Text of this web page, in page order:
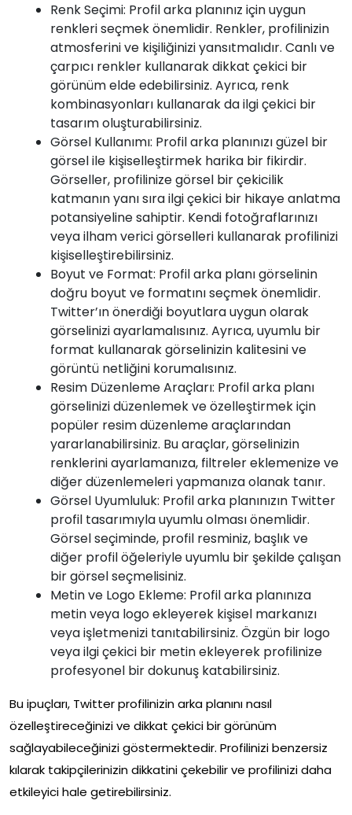
Renk Seçimi: Profil arka planınız için uygun
renkleri seçmek önemlidir. Renkler, profilinizin
atmosferini ve kişiliğinizi yansıtmalıdır. Canlı ve
çarpıcı renkler kullanarak dikkat çekici bir
görünüm elde edebilirsiniz. Ayrıca, renk
kombinasyonları kullanarak da ilgi çekici bir
tasarım oluşturabilirsiniz.
Görsel Kullanımı: Profil arka planınızı güzel bir
görsel ile kişiselleştirmek harika bir fikirdir.
Görseller, profilinize görsel bir çekicilik
katmanın yanı sıra ilgi çekici bir hikaye anlatma
potansiyeline sahiptir. Kendi fotoğraflarınızı
veya ilham verici görselleri kullanarak profilinizi
kişiselleştirebilirsiniz.
Boyut ve Format: Profil arka planı görselinin
doğru boyut ve formatını seçmek önemlidir.
Twitter’ın önerdiği boyutlara uygun olarak
görselinizi ayarlamalısınız. Ayrıca, uyumlu bir
format kullanarak görselinizin kalitesini ve
görüntü netliğini korumalısınız.
Resim Düzenleme Araçları: Profil arka planı
görselinizi düzenlemek ve özelleştirmek için
popüler resim düzenleme araçlarından
yararlanabilirsiniz. Bu araçlar, görselinizin
renklerini ayarlamanıza, filtreler eklemenize ve
diğer düzenlemeleri yapmanıza olanak tanır.
Görsel Uyumluluk: Profil arka planınızın Twitter
profil tasarımıyla uyumlu olması önemlidir.
Görsel seçiminde, profil resminiz, başlık ve
diğer profil öğeleriyle uyumlu bir şekilde çalışan
bir görsel seçmelisiniz.
Metin ve Logo Ekleme: Profil arka planınıza
metin veya logo ekleyerek kişisel markanızı
veya işletmenizi tanıtabilirsiniz. Özgün bir logo
veya ilgi çekici bir metin ekleyerek profilinize
profesyonel bir dokunuş katabilirsiniz.
Bu ipuçları, Twitter profilinizin arka planını nasıl
özelleştireceğinizi ve dikkat çekici bir görünüm
sağlayabileceğinizi göstermektedir. Profilinizi benzersiz
kılarak takipçilerinizin dikkatini çekebilir ve profilinizi daha
etkileyici hale getirebilirsiniz.